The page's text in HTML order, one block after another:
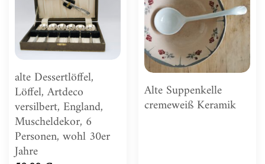
Zur
Wunschliste
hinzufügen
alte Dessertlöffel,
Löffel, Artdeco
versilbert, England,
Muscheldekor, 6
Personen, wohl 30er
Jahre
Zur
Wunschliste
hinzufügen
Alte Suppenkelle
cremeweiß Keramik